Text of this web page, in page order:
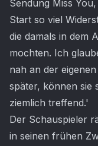
Sendung Miss
Start so viel
die damals in dem
mochten. Ich
nah an der
später, können sie
ziemlich treffend.'
Der Schauspieler
in seinen frühen